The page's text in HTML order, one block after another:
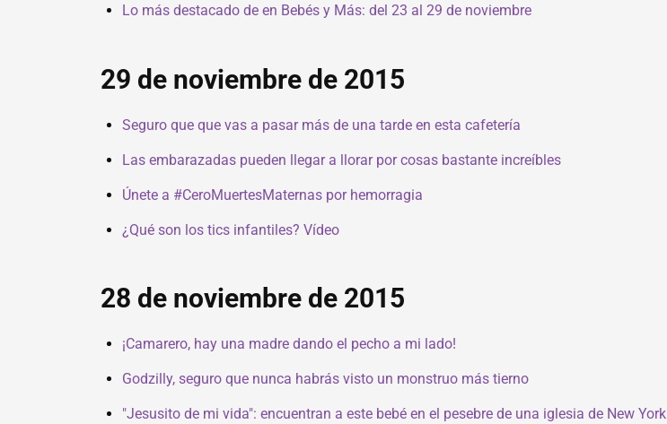
Lo más destacado de en Bebés y Más: del 23 al 29 de noviembre
29 de noviembre de 2015
Seguro que que vas a pasar más de una tarde en esta cafetería
Las embarazadas pueden llegar a llorar por cosas bastante increíbles
Únete a #CeroMuertesMaternas por hemorragia
¿Qué son los tics infantiles? Vídeo
28 de noviembre de 2015
¡Camarero, hay una madre dando el pecho a mi lado!
Godzilly, seguro que nunca habrás visto un monstruo más tierno
"Jesusito de mi vida": encuentran a este bebé en el pesebre de una iglesia de New York